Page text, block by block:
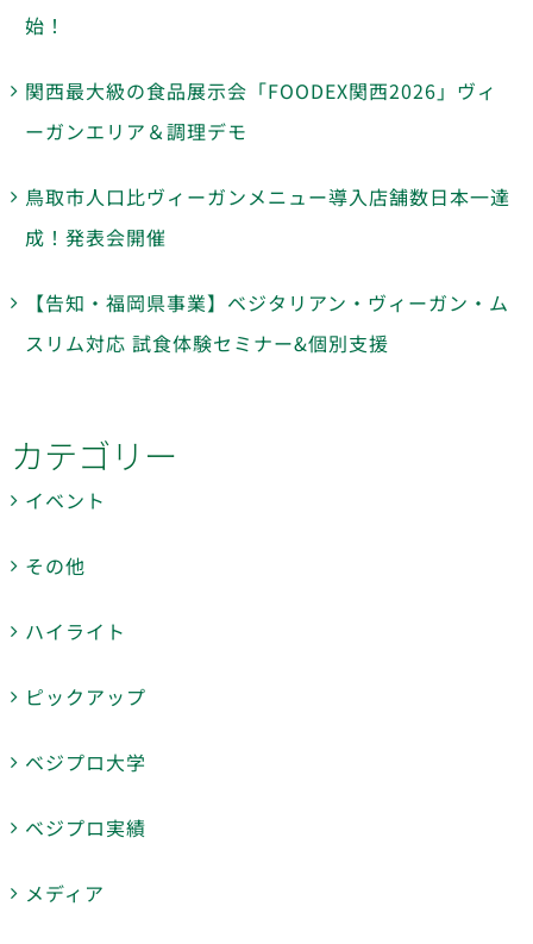
始！
関西最大級の食品展示会「FOODEX関西2026」ヴィ
ーガンエリア＆調理デモ
鳥取市人口比ヴィーガンメニュー導入店舗数日本一達
成！発表会開催
【告知・福岡県事業】ベジタリアン・ヴィーガン・ム
スリム対応 試食体験セミナー&個別支援
カテゴリー
イベント
その他
ハイライト
ピックアップ
ベジプロ大学
ベジプロ実績
メディア